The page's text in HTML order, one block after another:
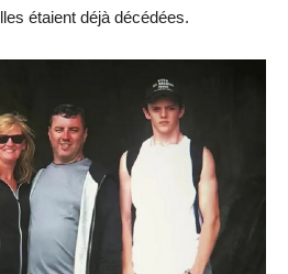
étaient déjà décédées.